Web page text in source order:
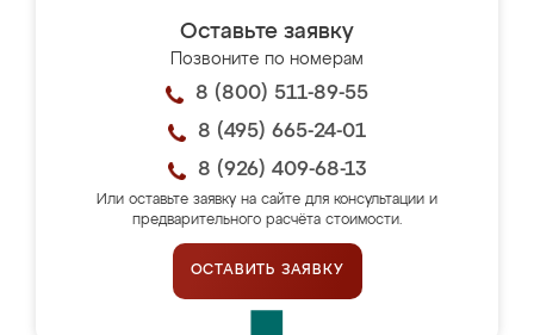
Оставьте заявку
Позвоните по номерам
8 (800) 511-89-55
8 (495) 665-24-01
8 (926) 409-68-13
Или оставьте заявку на сайте для консультации и
предварительного расчёта стоимости.
ОСТАВИТЬ ЗАЯВКУ